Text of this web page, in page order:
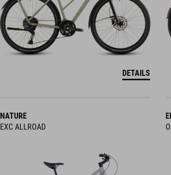
DETAILS
NATURE
EXC ALLROAD